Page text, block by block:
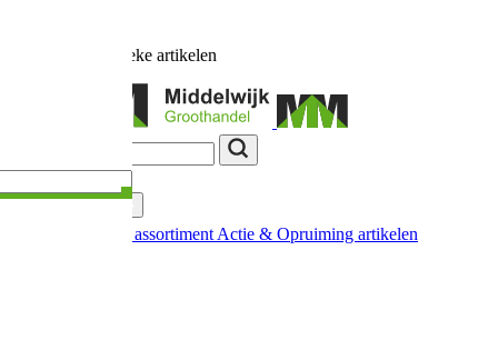
unieke artikelen
Nieuw in ons assortiment Actie & Opruiming artikelen